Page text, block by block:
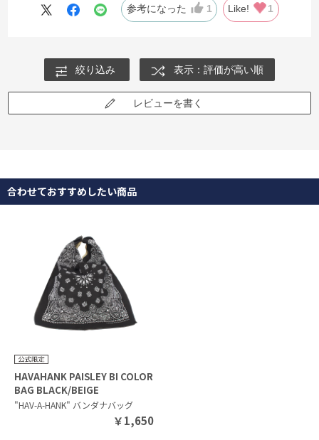
寧で高級感のある包装。ブランドの紙袋も付いていて包装か
ら嬉しい仕上がりでした。
私は物の善し悪しはあまり分からない方ですが、お財布はし
っかりしていて、丁寧に作られているのがよく分かるもので
した。
参考になった 1 Like! 1
絞り込み 表示：評価が高い順
レビューを書く
合わせておすすめしたい商品
HAVAHANK PAISLEY BI COLOR
BAG BLACK/BEIGE
"HAV-A-HANK" バンダナバッグ
￥1,650